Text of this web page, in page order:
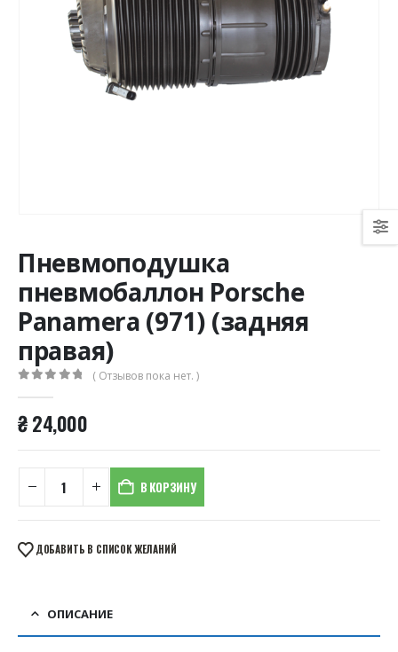
Пневмоподушка
пневмобаллон Porsche
Panamera (971) (задняя
правая)
( Отзывов пока нет. )
₴24,000
В КОРЗИНУ
ДОБАВИТЬ В СПИСОК ЖЕЛАНИЙ
ОПИСАНИЕ